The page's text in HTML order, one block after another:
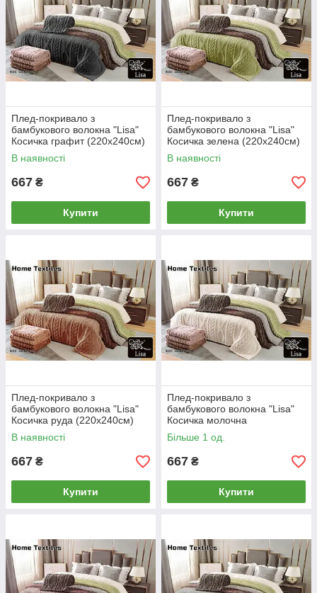
Плед-покривало з
бамбукового волокна "Lisa"
Косичка графит (220x240cм)
В наявності
667 ₴
Купити
Плед-покривало з
бамбукового волокна "Lisa"
Косичка зелена (220x240cм)
В наявності
667 ₴
Купити
Плед-покривало з
бамбукового волокна "Lisa"
Косичка руда (220x240cм)
В наявності
667 ₴
Купити
Плед-покривало з
бамбукового волокна "Lisa"
Косичка молочна
(220x240cм)
Більше 1 од.
667 ₴
Купити